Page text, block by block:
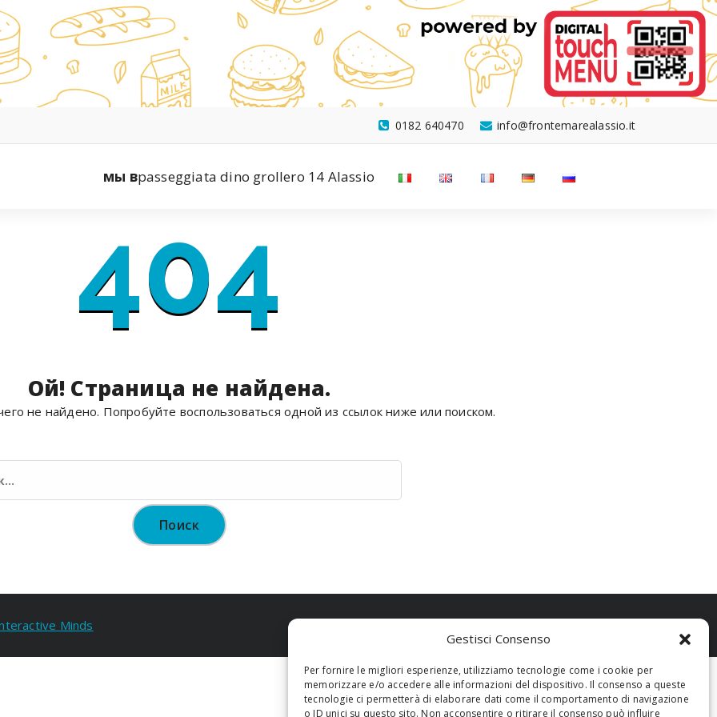
Gestisci Consenso
Per fornire le migliori esperienze, utilizziamo tecnologie come i cookie per
memorizzare e/o accedere alle informazioni del dispositivo. Il consenso a queste
tecnologie ci permetterà di elaborare dati come il comportamento di navigazione
o ID unici su questo sito. Non acconsentire o ritirare il consenso può influire
info@frontemarealassio.it
0182 640470
мы вpasseggiata dino grollero 14 Alassio
404
Ой! Страница не найдена.
не найдено. Попробуйте воспользоваться одной из ссылок ниже или поиском.
Minds